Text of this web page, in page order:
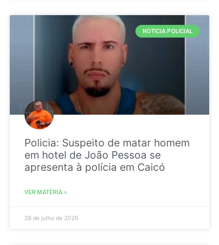
NOTICIA POLICIAL
Policia: Suspeito de matar homem
em hotel de João Pessoa se
apresenta à polícia em Caicó
VER MATÉRIA »
28 de julho de 2026